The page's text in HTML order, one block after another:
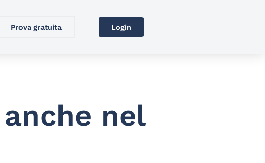
Prova gratuita Login
nel